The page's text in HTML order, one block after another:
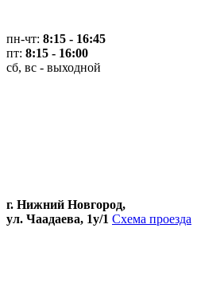
пн-чт: 8:15 - 16:45
пт: 8:15 - 16:00
сб, вс - выходной
г. Нижний Новгород,
ул. Чаадаева, 1у/1 Схема проезда